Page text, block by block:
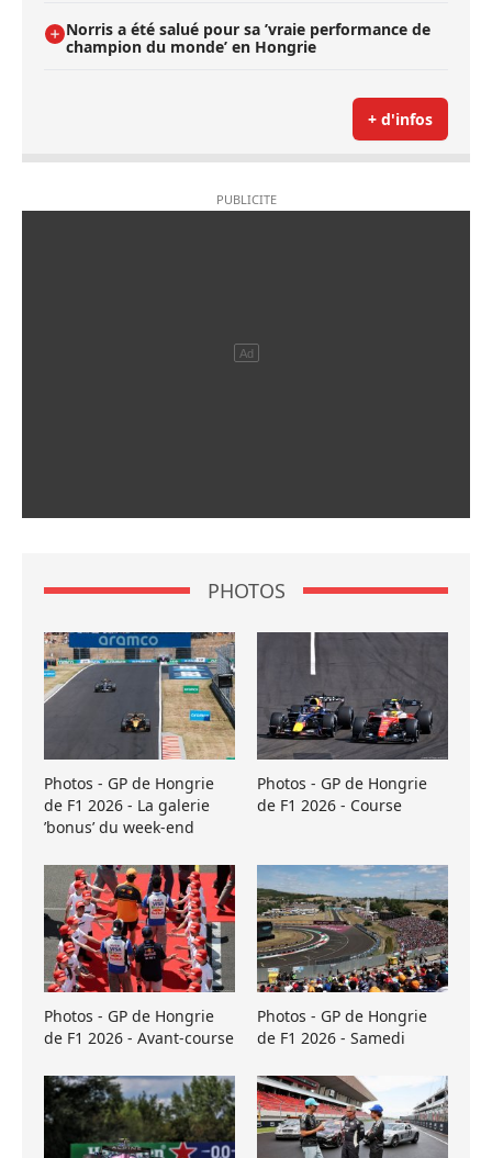
Norris a été salué pour sa ’vraie performance de
champion du monde’ en Hongrie
+ d'infos
PHOTOS
Photos - GP de Hongrie
de F1 2026 - La galerie
’bonus’ du week-end
Photos - GP de Hongrie
de F1 2026 - Course
Photos - GP de Hongrie
de F1 2026 - Avant-course
Photos - GP de Hongrie
de F1 2026 - Samedi